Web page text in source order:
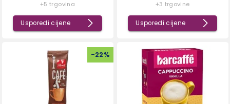
+5 trgovina
Usporedi cijene
+3 trgovine
Usporedi cijene
-22%